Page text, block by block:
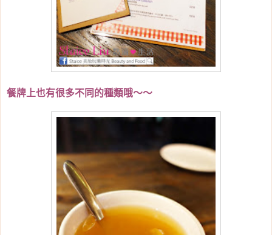
餐牌上也有很多不同的種類哦～～